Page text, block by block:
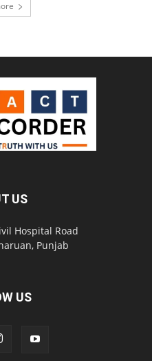
US
Hospital Road
Punjab
US